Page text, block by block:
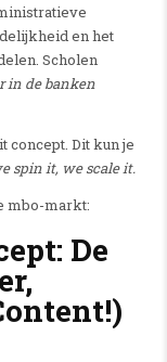
en het
Scholen
in de banken
Dit kun je
spin it, we scale it.
mbo-markt:
De